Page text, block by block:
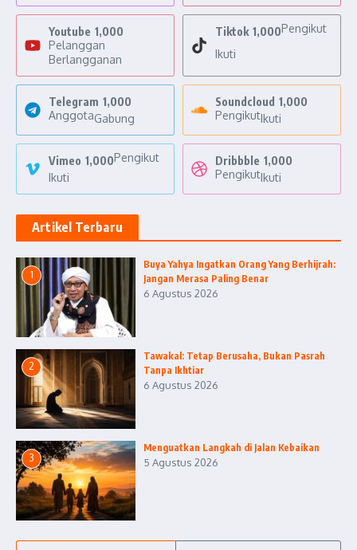
Youtube 1,000
Pelanggan
Berlangganan
Tiktok 1,000Pengikut
Ikuti
Telegram 1,000
AnggotaGabung
Soundcloud 1,000
PengikutIkuti
Vimeo 1,000Pengikut
Ikuti
Dribbble 1,000
PengikutIkuti
Artikel Terbaru
1
Buya Yahya Ingatkan Orang Yang Berhijrah:
Jangan Merasa Paling Benar
6 Agustus 2026
2
Tawakal: Tetap Berusaha, Bukan Pasrah
Tanpa Ikhtiar
6 Agustus 2026
3
Menguatkan Langkah di Jalan Kebaikan
5 Agustus 2026